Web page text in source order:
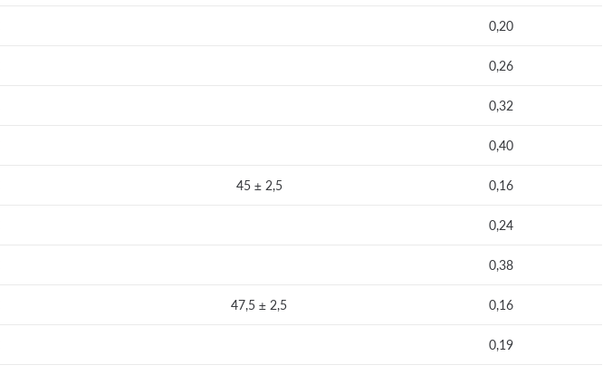
0,20
0,26
0,32
0,40
45 ± 2,5 0,16
0,24
0,38
47,5 ± 2,5 0,16
0,19